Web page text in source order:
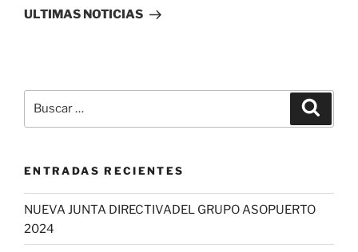
entrada
ULTIMAS NOTICIAS
por:
ENTRADAS RECIENTES
NUEVA JUNTA DIRECTIVADEL GRUPO ASOPUERTO
2024